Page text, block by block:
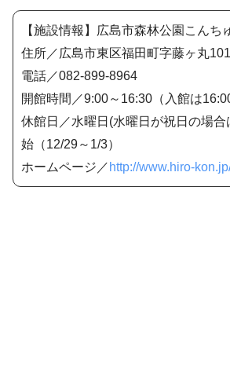
【施設情報】広島市森林公園こんち
住所／広島市東区福田町字藤ヶ丸
電話／082-899-8964
開館時間／9:00～16:30（入館は
休館日／水曜日(水曜日が祝日の場
始（12/29～1/3）
ホームページ／ http://www.hiro-